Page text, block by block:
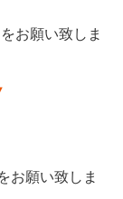
お願い致しま
お願い致しま